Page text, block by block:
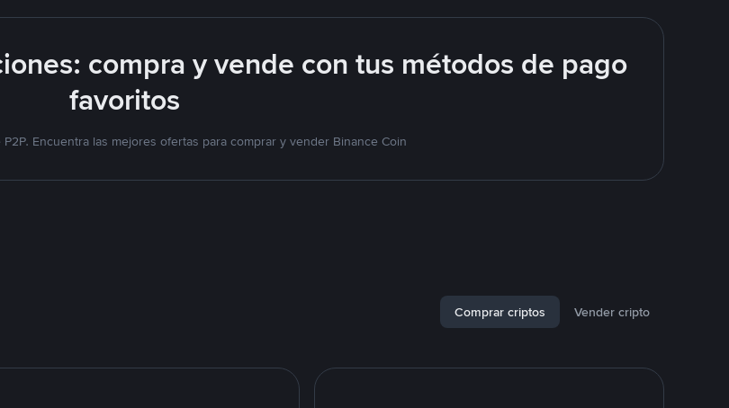
compra y vende con tus métodos de pago
favoritos
Encuentra las mejores ofertas para comprar y vender Binance Coin
Comprar criptos Vender cripto